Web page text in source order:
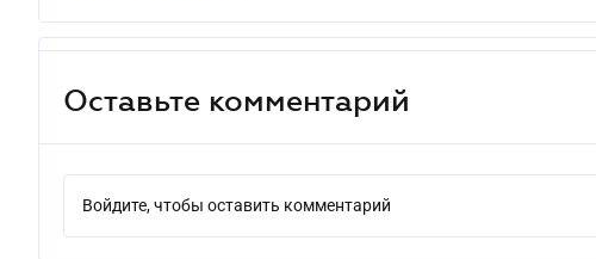
Оставьте комментарий
Войдите, чтобы оставить комментарий